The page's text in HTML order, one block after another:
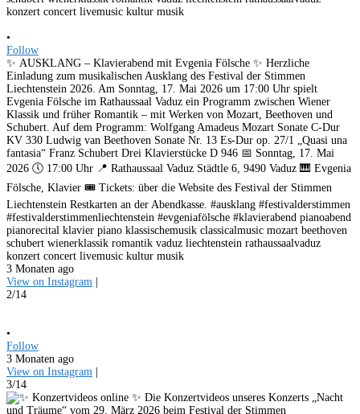
•
Follow
✨ AUSKLANG – Klavierabend mit Evgenia Fölsche ✨ Herzliche
Einladung zum musikalischen Ausklang des Festival der Stimmen
Liechtenstein 2026. Am Sonntag, 17. Mai 2026 um 17:00 Uhr spielt
Evgenia Fölsche im Rathaussaal Vaduz ein Programm zwischen Wiener
Klassik und früher Romantik – mit Werken von Mozart, Beethoven und
Schubert. Auf dem Programm: Wolfgang Amadeus Mozart Sonate C-Dur
KV 330 Ludwig van Beethoven Sonate Nr. 13 Es-Dur op. 27/1 „Quasi una
fantasia“ Franz Schubert Drei Klavierstücke D 946 📅 Sonntag, 17. Mai
2026 🕔 17:00 Uhr 📍 Rathaussaal Vaduz Städtle 6, 9490 Vaduz 🎹 Evgenia
Fölsche, Klavier 🎟️ Tickets: über die Website des Festival der Stimmen
Liechtenstein Restkarten an der Abendkasse. #ausklang #festivalderstimmen
#festivalderstimmenliechtenstein #evgeniafölsche #klavierabend pianoabend
pianorecital klavier piano klassischemusik classicalmusic mozart beethoven
schubert wienerklassik romantik vaduz liechtenstein rathaussaalvaduz
konzert concert livemusic kultur musik
3 Monaten ago
View on Instagram
2/14
•
Follow
3 Monaten ago
View on Instagram
3/14